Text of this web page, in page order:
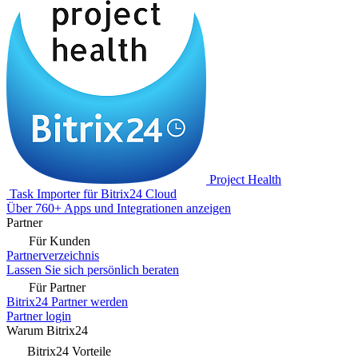
Project Health
Task Importer für Bitrix24 Cloud
Über 760+ Apps und Integrationen anzeigen
Partner
Für Kunden
Partnerverzeichnis
Lassen Sie sich persönlich beraten
Für Partner
Bitrix24 Partner werden
Partner login
Warum Bitrix24
Bitrix24 Vorteile